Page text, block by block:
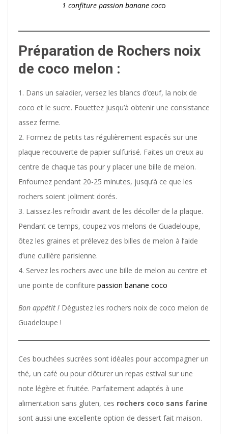
1 confiture passion banane coco
Préparation de Rochers noix
de coco melon :
1. Dans un saladier, versez les blancs d’œuf, la noix de
coco et le sucre. Fouettez jusqu’à obtenir une consistance
assez ferme.
2. Formez de petits tas régulièrement espacés sur une
plaque recouverte de papier sulfurisé. Faites un creux au
centre de chaque tas pour y placer une bille de melon.
Enfournez pendant 20-25 minutes, jusqu’à ce que les
rochers soient joliment dorés.
3. Laissez-les refroidir avant de les décoller de la plaque.
Pendant ce temps, coupez vos melons de Guadeloupe,
ôtez les graines et prélevez des billes de melon à l’aide
d’une cuillère parisienne.
4. Servez les rochers avec une bille de melon au centre et
une pointe de confiture passion banane coco
Bon appétit ! Dégustez les rochers noix de coco melon de
Guadeloupe !
Ces bouchées sucrées sont idéales pour accompagner un
thé, un café ou pour clôturer un repas estival sur une
note légère et fruitée. Parfaitement adaptés à une
alimentation sans gluten, ces rochers coco sans farine
sont aussi une excellente option de dessert fait maison.